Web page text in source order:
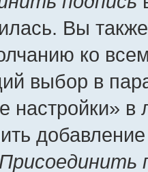
Вы
ко
выбор в
настройки»
Присоединить